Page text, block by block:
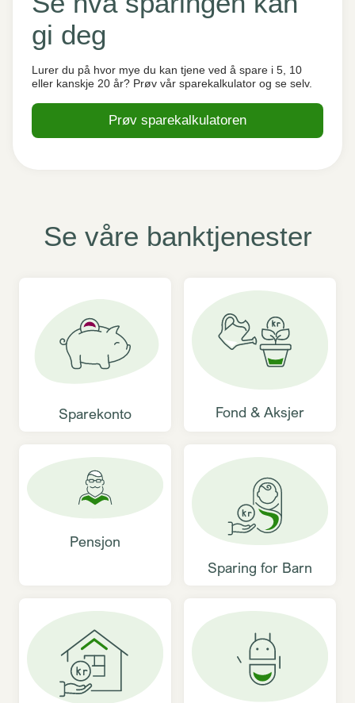
gi deg
Lurer du på hvor mye du kan tjene ved å spare i 5, 10
eller kanskje 20 år? Prøv vår sparekalkulator og se selv.
Prøv sparekalkulatoren
Se våre banktjenester
Sparekonto Fond & Aksjer
Pensjon
Sparing for Barn